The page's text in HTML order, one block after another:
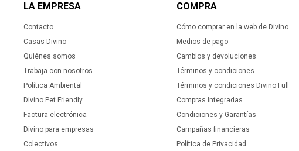
LA EMPRESA
Contacto
Casas Divino
Quiénes somos
Trabaja con nosotros
Política Ambiental
Divino Pet Friendly
Factura electrónica
Divino para empresas
Colectivos
COMPRA
Cómo comprar en la web de Divino
Medios de pago
Cambios y devoluciones
Términos y condiciones
Términos y condiciones Divino Full
Compras Integradas
Condiciones y Garantías
Campañas financieras
Política de Privacidad